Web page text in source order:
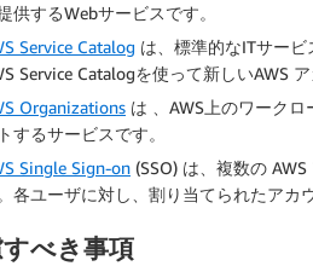
供するWebサービスです。
Service Catalog は、標準的なITサー
Service Catalogを使って新しいAWS
Organizations は 、AWS上のワーク
するサービスです。
Single Sign-on (SSO) は、複数の
各ユーザに対し、割り当てられたアカ
べき事項